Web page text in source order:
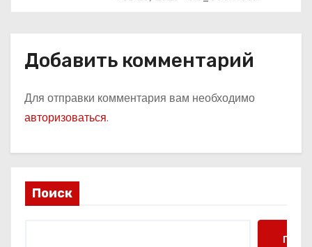
Добавить комментарий
Для отправки комментария вам необходимо
авторизоваться.
Поиск
Поиск